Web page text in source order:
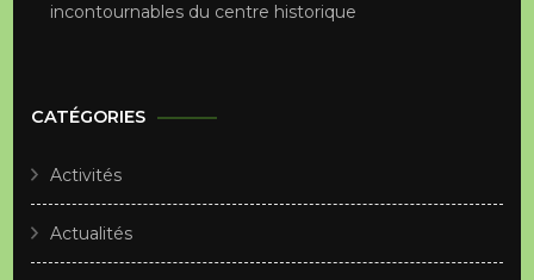
incontournables du centre historique
CATÉGORIES
Activités
Actualités